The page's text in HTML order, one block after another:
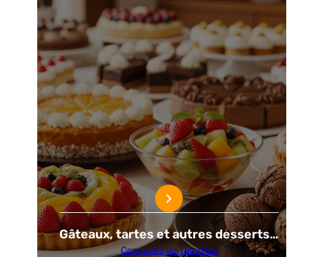
Gâteaux, tartes et autres desserts…
Consultez les recettes